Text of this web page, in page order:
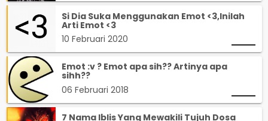
Si Dia Suka Menggunakan Emot <3,Inilah
Arti Emot <3
10 Februari 2020
Emot :v ? Emot apa sih?? Artinya apa
sihh??
06 Februari 2018
7 Nama Iblis Yang Mewakili Tujuh Dosa